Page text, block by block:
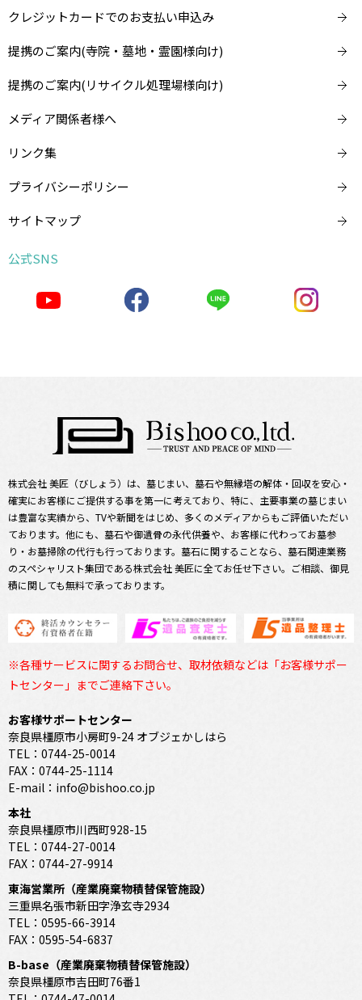
クレジットカードでのお支払い申込み
提携のご案内(寺院・墓地・霊園様向け)
提携のご案内(リサイクル処理場様向け)
メディア関係者様へ
リンク集
プライバシーポリシー
サイトマップ
公式SNS
株式会社 美匠（びしょう）は、墓じまい、墓石や無縁塔の解体・回収を安心・
確実にお客様にご提供する事を第一に考えており、特に、主要事業の墓じまい
は豊富な実績から、TVや新聞をはじめ、多くのメディアからもご評価いただい
ております。他にも、墓石や御遺骨の永代供養や、お客様に代わってお墓参
り・お墓掃除の代行も行っております。墓石に関することなら、墓石関連業務
のスペシャリスト集団である株式会社 美匠に全てお任せ下さい。ご相談、御見
積に関しても無料で承っております。
※各種サービスに関するお問合せ、取材依頼などは「お客様サポー
トセンター」までご連絡下さい。
お客様サポートセンター
奈良県橿原市小房町9-24 オブジェかしはら
TEL：0744-25-0014
FAX：0744-25-1114
E-mail：info@bishoo.co.jp
本社
奈良県橿原市川西町928-15
TEL：0744-27-0014
FAX：0744-27-9914
東海営業所（産業廃棄物積替保管施設）
三重県名張市新田字浄玄寺2934
TEL：0595-66-3914
FAX：0595-54-6837
B-base（産業廃棄物積替保管施設）
奈良県橿原市吉田町76番1